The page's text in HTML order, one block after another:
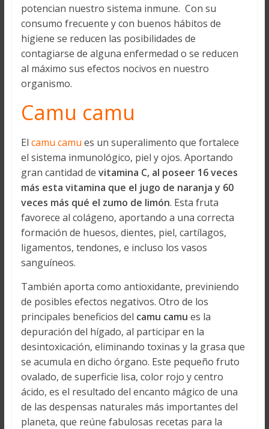
potencian nuestro sistema inmune. Con su
consumo frecuente y con buenos hábitos de
higiene se reducen las posibilidades de
contagiarse de alguna enfermedad o se reducen
al máximo sus efectos nocivos en nuestro
organismo.
Camu camu
El camu camu es un superalimento que fortalece
el sistema inmunológico, piel y ojos. Aportando
gran cantidad de vitamina C, al poseer 16 veces
más esta vitamina que el jugo de naranja y 60
veces más qué el zumo de limón. Esta fruta
favorece al colágeno, aportando a una correcta
formación de huesos, dientes, piel, cartílagos,
ligamentos, tendones, e incluso los vasos
sanguíneos.
También aporta como antioxidante, previniendo
de posibles efectos negativos. Otro de los
principales beneficios del camu camu es la
depuración del hígado, al participar en la
desintoxicación, eliminando toxinas y la grasa que
se acumula en dicho órgano. Este pequeño fruto
ovalado, de superficie lisa, color rojo y centro
ácido, es el resultado del encanto mágico de una
de las despensas naturales más importantes del
planeta, que reúne fabulosas recetas para la